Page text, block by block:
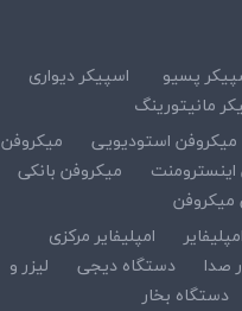
پسیو
اسپیکر دیواری
مانیتورینگ
میکروفن استودیویی
میکروفن
میکروفن بانکی
میکروفن
امپلیفایر مرکزی
صدا دستگاه دیجی
لیزر و
دستگاه بخار